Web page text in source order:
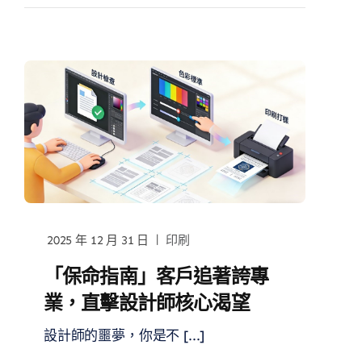
2025 年 12 月 31 日 | 印刷
「保命指南」客戶追著誇專
業，直擊設計師核心渴望
設計師的噩夢，你是不 [...]